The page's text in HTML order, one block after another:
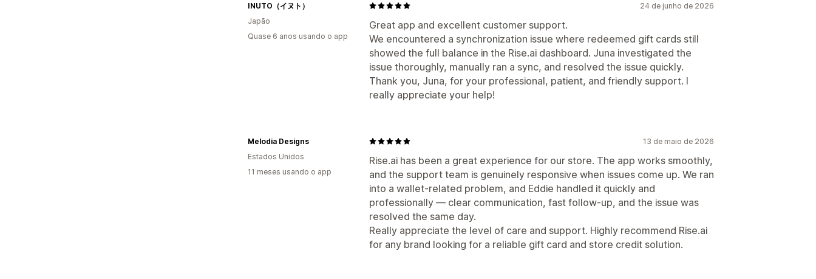
24 de junho de 2026
Great app and excellent customer support.
We encountered a synchronization issue where redeemed gift cards still
showed the full balance in the Rise.ai dashboard. Juna investigated the
issue thoroughly, manually ran a sync, and resolved the issue quickly.
Thank you, Juna, for your professional, patient, and friendly support. I
really appreciate your help!
INUTO（イヌト）
Japão
Quase 6 anos usando o app
13 de maio de 2026
Rise.ai has been a great experience for our store. The app works smoothly,
and the support team is genuinely responsive when issues come up. We ran
into a wallet-related problem, and Eddie handled it quickly and
professionally — clear communication, fast follow-up, and the issue was
resolved the same day.
Really appreciate the level of care and support. Highly recommend Rise.ai
for any brand looking for a reliable gift card and store credit solution.
Melodia Designs
Estados Unidos
11 meses usando o app